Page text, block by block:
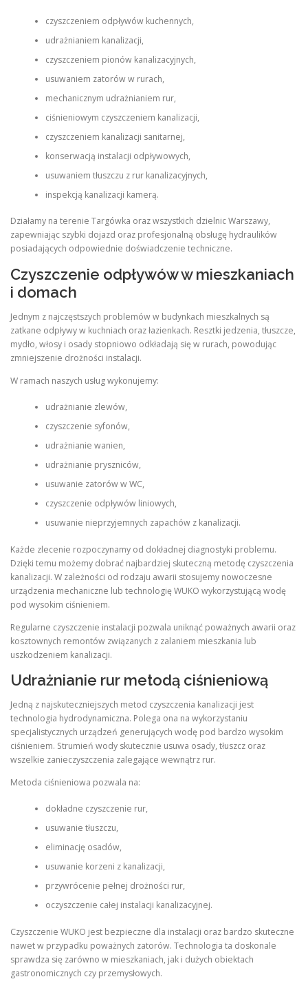
czyszczeniem odpływów kuchennych,
udrażnianiem kanalizacji,
czyszczeniem pionów kanalizacyjnych,
usuwaniem zatorów w rurach,
mechanicznym udrażnianiem rur,
ciśnieniowym czyszczeniem kanalizacji,
czyszczeniem kanalizacji sanitarnej,
konserwacją instalacji odpływowych,
usuwaniem tłuszczu z rur kanalizacyjnych,
inspekcją kanalizacji kamerą.
Działamy na terenie Targówka oraz wszystkich dzielnic Warszawy,
zapewniając szybki dojazd oraz profesjonalną obsługę hydraulików
posiadających odpowiednie doświadczenie techniczne.
Czyszczenie odpływów w mieszkaniach
i domach
Jednym z najczęstszych problemów w budynkach mieszkalnych są
zatkane odpływy w kuchniach oraz łazienkach. Resztki jedzenia, tłuszcze,
mydło, włosy i osady stopniowo odkładają się w rurach, powodując
zmniejszenie drożności instalacji.
W ramach naszych usług wykonujemy:
udrażnianie zlewów,
czyszczenie syfonów,
udrażnianie wanien,
udrażnianie pryszniców,
usuwanie zatorów w WC,
czyszczenie odpływów liniowych,
usuwanie nieprzyjemnych zapachów z kanalizacji.
Każde zlecenie rozpoczynamy od dokładnej diagnostyki problemu.
Dzięki temu możemy dobrać najbardziej skuteczną metodę czyszczenia
kanalizacji. W zależności od rodzaju awarii stosujemy nowoczesne
urządzenia mechaniczne lub technologię WUKO wykorzystującą wodę
pod wysokim ciśnieniem.
Regularne czyszczenie instalacji pozwala uniknąć poważnych awarii oraz
kosztownych remontów związanych z zalaniem mieszkania lub
uszkodzeniem kanalizacji.
Udrażnianie rur metodą ciśnieniową
Jedną z najskuteczniejszych metod czyszczenia kanalizacji jest
technologia hydrodynamiczna. Polega ona na wykorzystaniu
specjalistycznych urządzeń generujących wodę pod bardzo wysokim
ciśnieniem. Strumień wody skutecznie usuwa osady, tłuszcz oraz
wszelkie zanieczyszczenia zalegające wewnątrz rur.
Metoda ciśnieniowa pozwala na:
dokładne czyszczenie rur,
usuwanie tłuszczu,
eliminację osadów,
usuwanie korzeni z kanalizacji,
przywrócenie pełnej drożności rur,
oczyszczenie całej instalacji kanalizacyjnej.
Czyszczenie WUKO jest bezpieczne dla instalacji oraz bardzo skuteczne
nawet w przypadku poważnych zatorów. Technologia ta doskonale
sprawdza się zarówno w mieszkaniach, jak i dużych obiektach
gastronomicznych czy przemysłowych.